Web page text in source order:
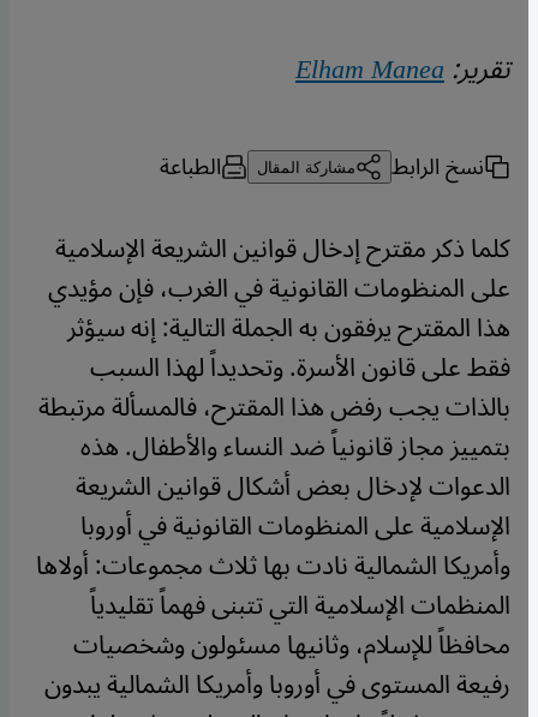
تقرير:Elham Manea
نسخ الرابط مشاركة المقال الطباعة
كلما ذكر مقترح إدخال قوانين الشريعة الإسلامية
على المنظومات القانونية في الغرب، فإن مؤيدي
هذا المقترح يرفقون به الجملة التالية: إنه سيؤثر
فقط على قانون الأسرة. وتحديداً لهذا السبب
بالذات يجب رفض هذا المقترح، فالمسألة مرتبطة
بتمييز مجاز قانونياً ضد النساء والأطفال. هذه
الدعوات لإدخال بعض أشكال قوانين الشريعة
الإسلامية على المنظومات القانونية في أوروبا
وأمريكا الشمالية نادت بها ثلاث مجموعات: أولاها
المنظمات الإسلامية التي تتبنى فهماً تقليدياً
محافظاً للإسلام، وثانيها مسئولون وشخصيات
رفيعة المستوى في أوروبا وأمريكا الشمالية يبدون